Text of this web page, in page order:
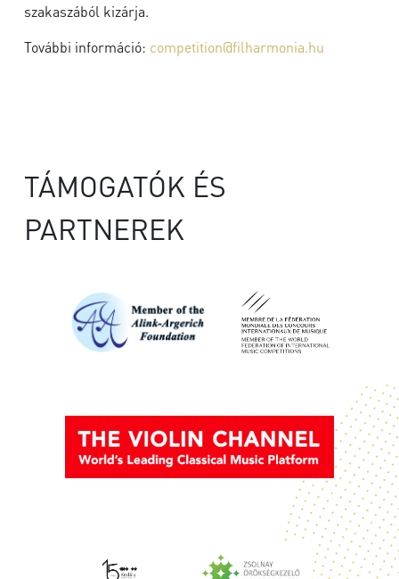
szakaszából kizárja.
További információ: competition@filharmonia.hu
TÁMOGATÓK ÉS
PARTNEREK